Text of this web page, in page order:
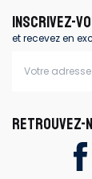
INSCRIVEZ-
et recevez en
RETROUVEZ-